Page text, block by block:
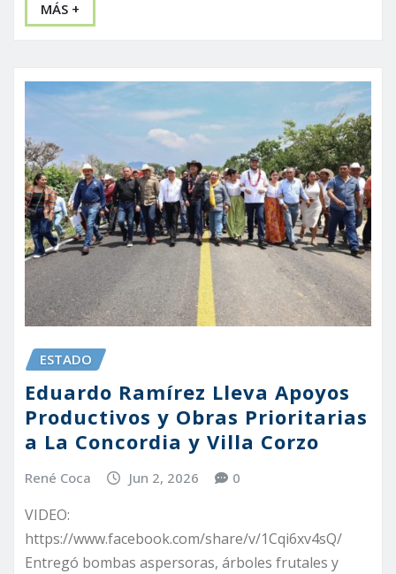
MÁS +
ESTADO
Eduardo Ramírez Lleva Apoyos
Productivos y Obras Prioritarias
a La Concordia y Villa Corzo
René Coca Jun 2, 2026 0
VIDEO:
https://www.facebook.com/share/v/1Cqi6xv4sQ/
Entregó bombas aspersoras, árboles frutales y